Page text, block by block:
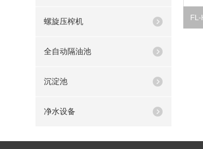
螺旋压榨机
全自动隔油池
沉淀池
净水设备